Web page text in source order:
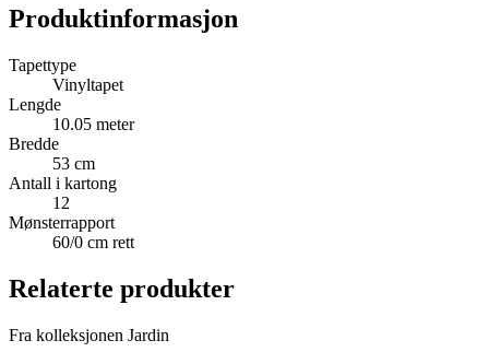
Produktinformasjon
Tapettype
Vinyltapet
Lengde
10.05 meter
Bredde
53 cm
Antall i kartong
12
Mønsterrapport
60/0 cm rett
Relaterte produkter
Fra kolleksjonen Jardin